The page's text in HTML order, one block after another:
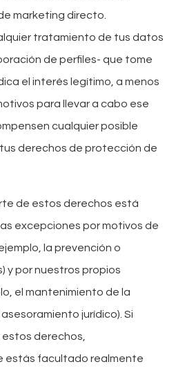
marketing directo.
tratamiento de tus datos
de perfiles- que tome
el interés legítimo, a menos
para llevar a cabo ese
cualquier posible
derechos de protección de
de estos derechos está
excepciones por motivos de
la prevención o
y por nuestros propios
el mantenimiento de la
jurídico). Si
derechos,
estás facultado realmente